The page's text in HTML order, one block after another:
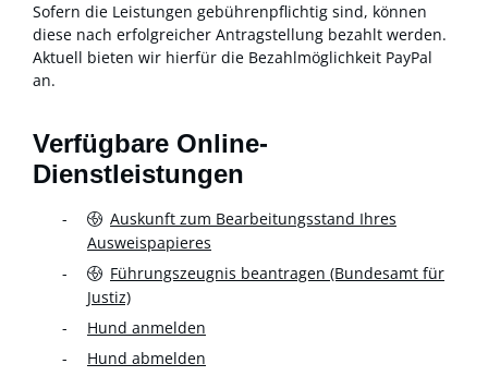
Sofern die Leistungen gebührenpflichtig sind, können
diese nach erfolgreicher Antragstellung bezahlt werden.
Aktuell bieten wir hierfür die Bezahlmöglichkeit PayPal
an.
Verfügbare Online-
Dienstleistungen
Auskunft zum Bearbeitungsstand Ihres
Ausweispapieres
Führungszeugnis beantragen (Bundesamt für
Justiz)
Hund anmelden
Hund abmelden